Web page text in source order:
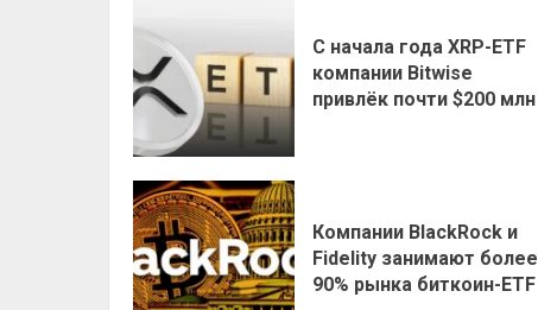
С начала года XRP-ETF
компании Bitwise
привлёк почти $200 млн
Компании BlackRock и
Fidelity занимают более
90% рынка биткоин-ETF